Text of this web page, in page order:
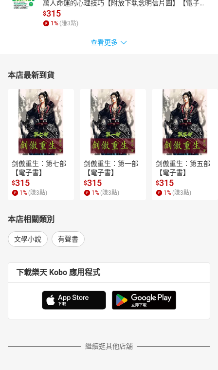
萬人命運的心理技巧【附放下執念明信片圖】【電子
書】
$315
1 % (賺3點)
查看更多
本店最新到貨
剑傲重生：第七部
【電子書】
$315
1 % (賺3點)
剑傲重生：第一部
【電子書】
$315
1 % (賺3點)
剑傲重生：第五部
【電子書】
$315
1 % (賺3點)
本店相關類別
文學小說 有聲書
下載樂天 Kobo 應用程式
繼續逛其他店舖